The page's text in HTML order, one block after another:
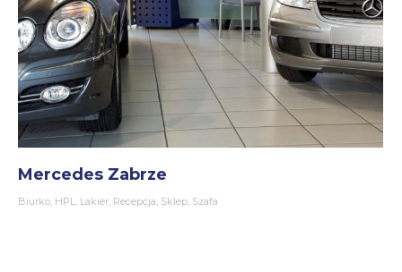
Mercedes Zabrze
Biurko, HPL, Lakier, Recepcja, Sklep, Szafa